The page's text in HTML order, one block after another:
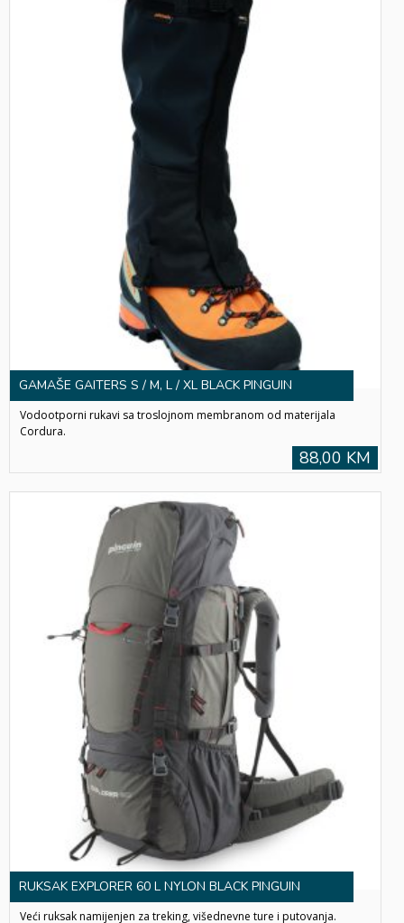
GAMAŠE GAITERS S / M, L / XL BLACK PINGUIN
Vodootporni rukavi sa troslojnom membranom od materijala
Cordura.
88,00 KM
RUKSAK EXPLORER 60 L NYLON BLACK PINGUIN
Veći ruksak namijenjen za treking, višednevne ture i putovanja.